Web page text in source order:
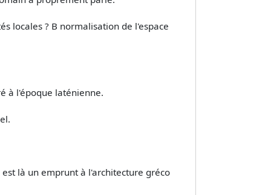
locales ? B normalisation de l'espace
à l'époque laténienne.
là un emprunt à l'architecture gréco